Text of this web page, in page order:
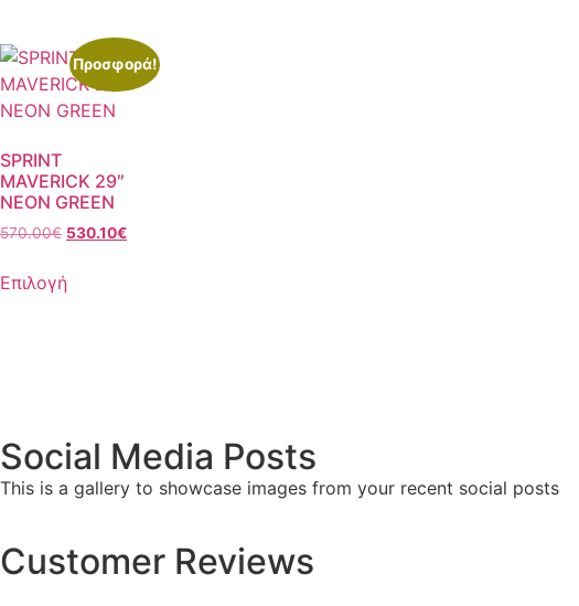
Προσφορά!
SPRINT
MAVERICK 29″
NEON GREEN
570.00€ 530.10€
Επιλογή
Social Media Posts
This is a gallery to showcase images from your recent social posts
Customer Reviews